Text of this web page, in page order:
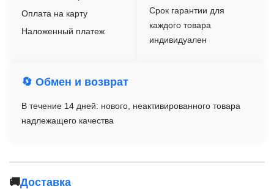
Оплата на карту
Наложенный платеж
Срок гарантии для
каждого товара
индивидуален
🔄 Обмен и возврат
В течение 14 дней: нового, неактивированного товара
надлежащего качества
🚚Доставка